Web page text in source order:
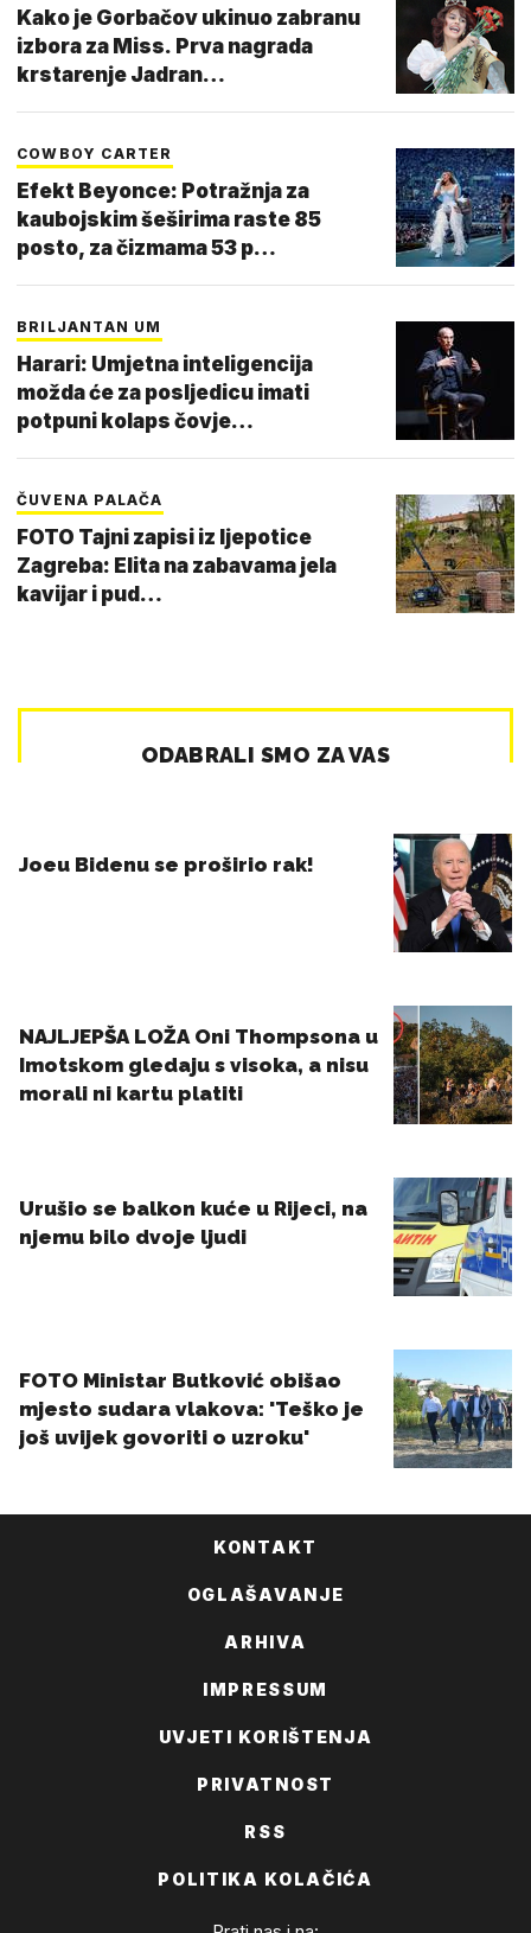
Kako je Gorbačov ukinuo zabranu
izbora za Miss. Prva nagrada
krstarenje Jadran…
COWBOY CARTER
Efekt Beyonce: Potražnja za
kaubojskim šeširima raste 85
posto, za čizmama 53 p…
BRILJANTAN UM
Harari: Umjetna inteligencija
možda će za posljedicu imati
potpuni kolaps čovje…
ČUVENA PALAČA
FOTO Tajni zapisi iz ljepotice
Zagreba: Elita na zabavama jela
kavijar i pud…
KONTAKT
OGLAŠAVANJE
ARHIVA
IMPRESSUM
UVJETI KORIŠTENJA
PRIVATNOST
RSS
POLITIKA KOLAČIĆA